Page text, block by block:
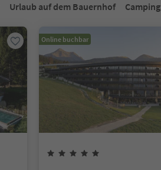
Urlaub auf dem Bauernhof Camping
Online buchbar